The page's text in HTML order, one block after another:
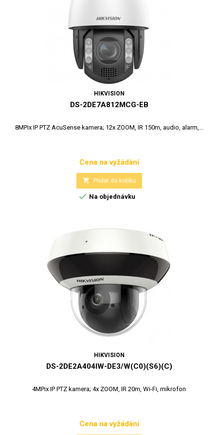
HIKVISION
DS-2DE7A812MCG-EB
8MPix IP PTZ AcuSense kamera; 12x ZOOM, IR 150m, audio, alarm,...
Cena
Cena na vyžádání
 Přidat do košíku
 Na objednávku
HIKVISION
DS-2DE2A404IW-DE3/W(C0)(S6)(C)
4MPix IP PTZ kamera; 4x ZOOM, IR 20m, Wi-Fi, mikrofon
Cena
Cena na vyžádání